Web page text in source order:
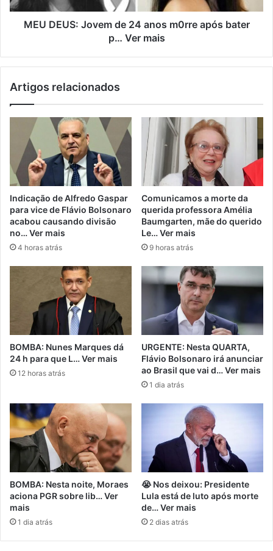
MEU DEUS: Jovem de 24 anos m0rre após bater
p… Ver mais
Artigos relacionados
Indicação de Alfredo Gaspar
para vice de Flávio Bolsonaro
acabou causando divisão
no… Ver mais
4 horas atrás
Comunicamos a morte da
querida professora Amélia
Baumgarten, mãe do querido
Le… Ver mais
9 horas atrás
BOMBA: Nunes Marques dá
24 h para que L… Ver mais
12 horas atrás
URGENTE: Nesta QUARTA,
Flávio Bolsonaro irá anunciar
ao Brasil que vai d… Ver mais
1 dia atrás
BOMBA: Nesta noite, Moraes
aciona PGR sobre lib… Ver
mais
1 dia atrás
😭 Nos deixou: Presidente
Lula está de luto após morte
de… Ver mais
2 dias atrás